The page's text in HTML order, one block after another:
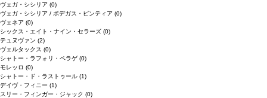
ヴェガ・シシリア (0)
ヴェガ・シシリア / ボデガス・ピンティア (0)
ヴェネア (0)
シックス・エイト・ナイン・セラーズ (0)
テュヌヴァン (2)
ヴェルタックス (0)
シャトー・ラフォリ・ペラゲ (0)
モレッロ (0)
シャトー・ド・ラストゥール (1)
デイヴ・フィニー (1)
スリー・フィンガー・ジャック (0)